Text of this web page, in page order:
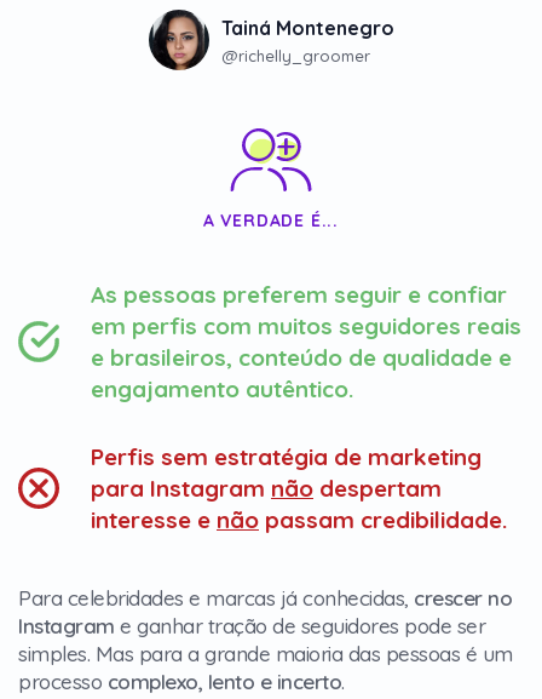
Tainá Montenegro
@richelly_groomer
A VERDADE É...
As pessoas preferem seguir e confiar
em perfis com muitos seguidores reais
e brasileiros, conteúdo de qualidade e
engajamento autêntico.
Perfis sem estratégia de marketing
para Instagram não despertam
interesse e não passam credibilidade.
Para celebridades e marcas já conhecidas, crescer no
Instagram e ganhar tração de seguidores pode ser
simples. Mas para a grande maioria das pessoas é um
processo complexo, lento e incerto.